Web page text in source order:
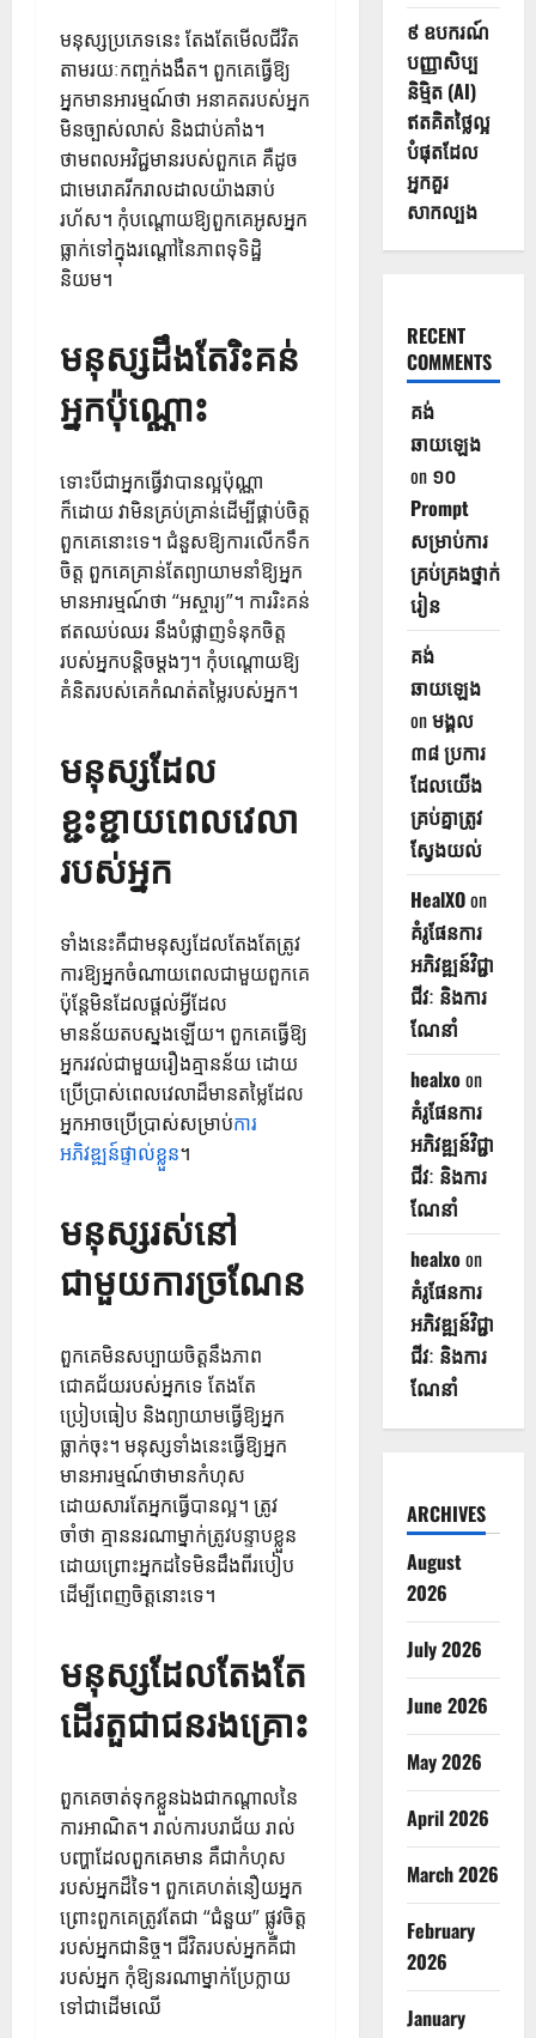
មនុស្សប្រភេទនេះ តែងតែមើលជីវិត
តាមរយៈកញ្ចក់ងងឹត។ ពួកគេធ្វើឱ្យ
អ្នកមានអារម្មណ៍ថា អនាគតរបស់អ្នក
មិនច្បាស់លាស់ និងជាប់គាំង។
ថាមពល​អវិជ្ជមាន​របស់​ពួក​គេ​ គឺ​ដូច​
ជា​មេរោគ​រីក​រាល​ដាល​យ៉ាង​ឆាប់​
រហ័ស។ កុំបណ្តោយឱ្យពួកគេអូសអ្នក
ធ្លាក់ទៅក្នុងរណ្តៅនៃភាពទុទិដ្ឋិ
និយម។
មនុស្សដឹងតែរិះគន់
អ្នកប៉ុណ្ណោះ
ទោះបីជាអ្នកធ្វើវាបានល្អប៉ុណ្ណា
ក៏ដោយ វាមិនគ្រប់គ្រាន់ដើម្បីផ្គាប់ចិត្ត
ពួកគេនោះទេ។ ជំនួស​ឱ្យ​ការ​លើក​ទឹក​
ចិត្ត ពួក​គេ​គ្រាន់​តែ​ព្យាយាម​នាំ​ឱ្យ​អ្នក​
មាន​អារម្មណ៍​ថា “អស្ចារ្យ”។ ការរិះគន់
ឥតឈប់ឈរ នឹងបំផ្លាញទំនុកចិត្ត
របស់អ្នកបន្តិចម្តងៗ។ កុំបណ្តោយឱ្យ
គំនិតរបស់គេកំណត់តម្លៃរបស់អ្នក។
មនុស្សដែល
ខ្ជះខ្ជាយពេលវេលា
របស់អ្នក
ទាំងនេះគឺជាមនុស្សដែលតែងតែត្រូវ
ការឱ្យអ្នកចំណាយពេលជាមួយពួកគេ
ប៉ុន្តែមិនដែលផ្តល់អ្វីដែល
មានន័យតបស្នងឡើយ។ ពួកគេធ្វើឱ្យ
អ្នករវល់ជាមួយរឿងគ្មានន័យ ដោយ
ប្រើប្រាស់ពេលវេលាដ៏មានតម្លៃដែល
អ្នកអាចប្រើប្រាស់សម្រាប់ការ
អភិវឌ្ឍន៍ផ្ទាល់ខ្លួន។
មនុស្សរស់នៅ
ជាមួយការច្រណែន
ពួកគេមិនសប្បាយចិត្តនឹងភាព
ជោគជ័យរបស់អ្នកទេ តែងតែ
ប្រៀបធៀប និងព្យាយាមធ្វើឱ្យអ្នក
ធ្លាក់ចុះ។ មនុស្សទាំងនេះធ្វើឱ្យអ្នក
មានអារម្មណ៍ថាមានកំហុស
ដោយសារតែអ្នកធ្វើបានល្អ។ ត្រូវ
ចាំថា គ្មាននរណាម្នាក់ត្រូវបន្ទាបខ្លួន
ដោយព្រោះអ្នកដទៃមិនដឹងពីរបៀប
ដើម្បីពេញចិត្តនោះទេ។
មនុស្សដែលតែងតែ
ដើរតួជាជនរងគ្រោះ
ពួកគេចាត់ទុកខ្លួនឯងជាកណ្តាលនៃ
ការអាណិត។ រាល់ការបរាជ័យ រាល់
បញ្ហាដែលពួកគេមាន គឺជាកំហុស
របស់អ្នកដ៏ទៃ។ ពួកគេហត់នឿយអ្នក
ព្រោះពួកគេត្រូវតែជា “ជំនួយ” ផ្លូវចិត្ត
របស់អ្នកជានិច្ច។ ជីវិតរបស់អ្នកគឺជា
របស់អ្នក កុំឱ្យនរណាម្នាក់ប្រែក្លាយ
ទៅជាដើមឈើ
៩ ឧបករណ៍
បញ្ញាសិប្ប
និម្មិត (AI)
ឥតគិតថ្លៃល្អ
បំផុតដែល
អ្នកគួរ
សាកល្បង
RECENT
COMMENTS
គង់
ឆាយឡេង
on ១០
Prompt
សម្រាប់ការ
គ្រប់គ្រងថ្នាក់
រៀន
គង់
ឆាយឡេង
onមង្គល
៣៨ ប្រការ
ដែលយើង
គ្រប់គ្នាត្រូវ
ស្វែងយល់
HealXOon
គំរូផែនការ
អភិវឌ្ឍន៍វិជ្ជា
ជីវៈ និងការ
ណែនាំ
healxoon
គំរូផែនការ
អភិវឌ្ឍន៍វិជ្ជា
ជីវៈ និងការ
ណែនាំ
healxoon
គំរូផែនការ
អភិវឌ្ឍន៍វិជ្ជា
ជីវៈ និងការ
ណែនាំ
ARCHIVES
August
2026
July 2026
June 2026
May 2026
April 2026
March 2026
February
2026
January